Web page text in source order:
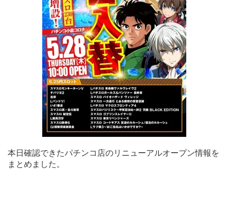
本日確認できたパチンコ店のリニューアルオープン情報を
まとめました。